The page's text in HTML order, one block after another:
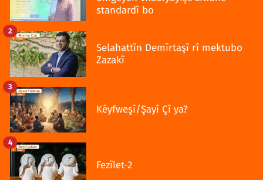
standardî bo
Selahattîn Demîrtaşî rî mektubo
Zazakî
2
Kêyfweşî/Şayî Çî ya?
3
Fezîlet-2
4